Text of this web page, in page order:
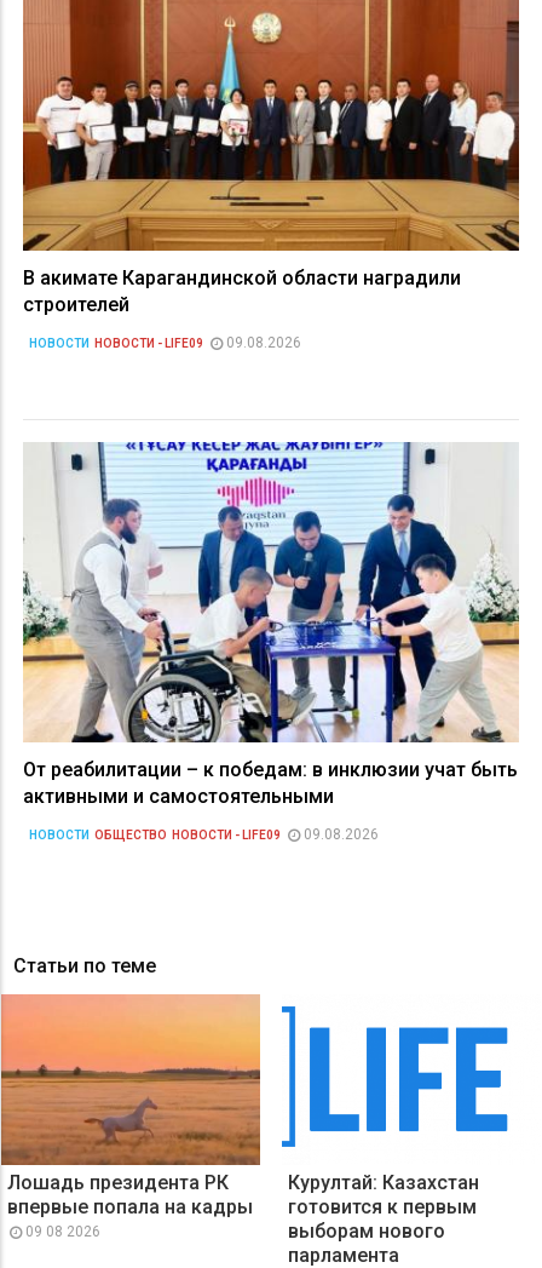
В акимате Карагандинской области наградили
строителей
НОВОСТИ НОВОСТИ - LIFE09 09.08.2026
От реабилитации – к победам: в инклюзии учат быть
активными и самостоятельными
НОВОСТИ ОБЩЕСТВО НОВОСТИ - LIFE09 09.08.2026
Статьи по теме
Лошадь президента РК
впервые попала на кадры
09 08 2026
Курултай: Казахстан
готовится к первым
выборам нового
парламента